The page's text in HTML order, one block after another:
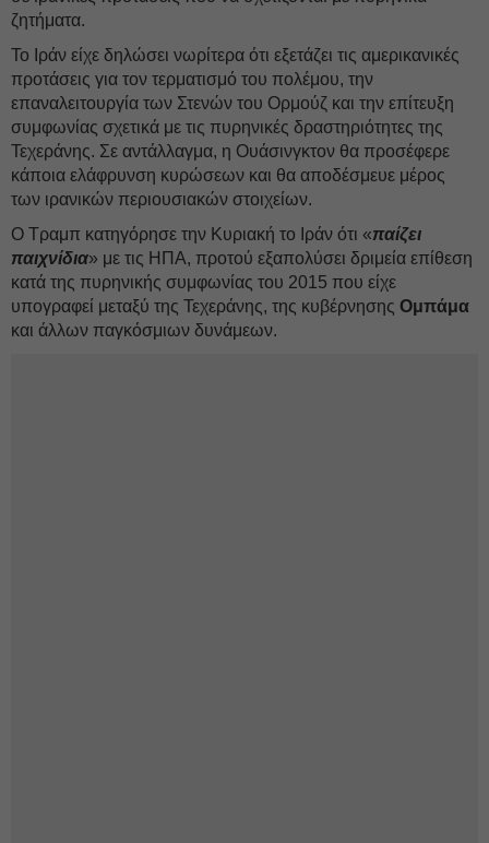
ζητήματα.
Το Ιράν είχε δηλώσει νωρίτερα ότι εξετάζει τις αμερικανικές
προτάσεις για τον τερματισμό του πολέμου, την
επαναλειτουργία των Στενών του Ορμούζ και την επίτευξη
συμφωνίας σχετικά με τις πυρηνικές δραστηριότητες της
Τεχεράνης. Σε αντάλλαγμα, η Ουάσινγκτον θα προσέφερε
κάποια ελάφρυνση κυρώσεων και θα αποδέσμευε μέρος
των ιρανικών περιουσιακών στοιχείων.
Ο Τραμπ κατηγόρησε την Κυριακή το Ιράν ότι «παίζει
παιχνίδια» με τις ΗΠΑ, προτού εξαπολύσει δριμεία επίθεση
κατά της πυρηνικής συμφωνίας του 2015 που είχε
υπογραφεί μεταξύ της Τεχεράνης, της κυβέρνησης Ομπάμα
και άλλων παγκόσμιων δυνάμεων.